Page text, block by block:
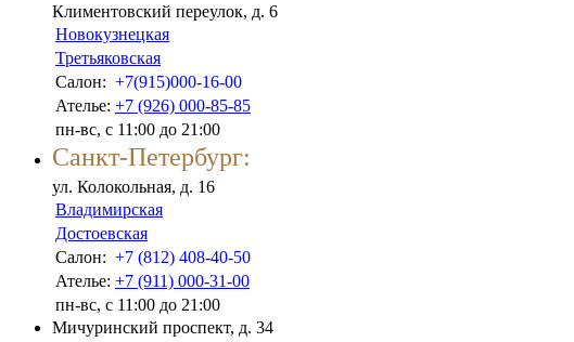
Климентовский переулок, д. 6
Новокузнецкая
Третьяковская
Салон: +7(915)000-16-00
Ателье: +7 (926) 000-85-85
пн-вс, с 11:00 до 21:00
Санкт-Петербург:
ул. Колокольная, д. 16
Владимирская
Достоевская
Салон: +7 (812) 408-40-50
Ателье: +7 (911) 000-31-00
пн-вс, с 11:00 до 21:00
Мичуринский проспект, д. 34